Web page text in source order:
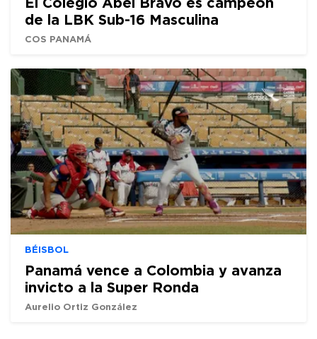
de la LBK Sub-16 Masculina
COS PANAMÁ
BÉISBOL
Panamá vence a Colombia y avanza
invicto a la Super Ronda
Aurelio Ortiz González